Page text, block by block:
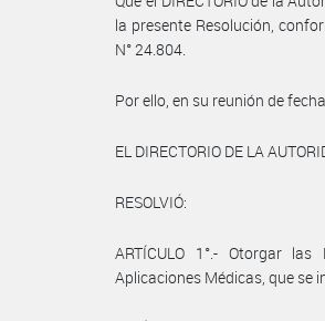
la presente Resolución,
N° 24.804.
Por ello, en su reunión de
EL DIRECTORIO DE LA
RESOLVIÓ:
ARTÍCULO 1°.- Otorgar
Aplicaciones Médicas, que se